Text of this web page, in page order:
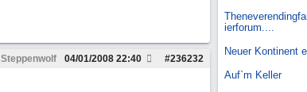
Steppenwolf #236232
04/01/2008 22:40
ierforum....
Neuer Kontinent
Auf`m Keller